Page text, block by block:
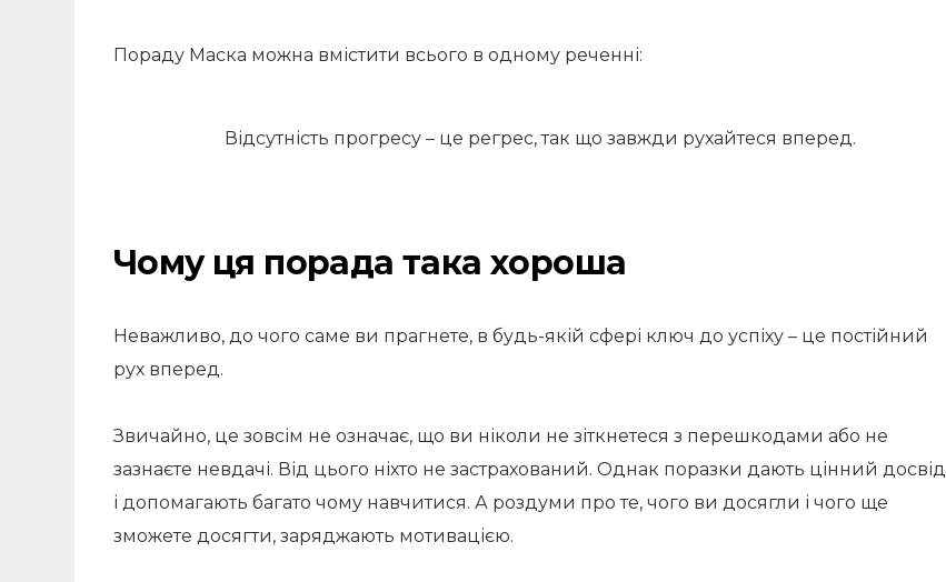
Пораду Маска можна вмістити всього в одному реченні:
Відсутність прогресу – це регрес, так що завжди рухайтеся вперед.
Чому ця порада така хороша
Неважливо, до чого саме ви прагнете, в будь-якій сфері ключ до успіху – це постійний
рух вперед.
Звичайно, це зовсім не означає, що ви ніколи не зіткнетеся з перешкодами або не
зазнаєте невдачі. Від цього ніхто не застрахований. Однак поразки дають цінний досвід
і допомагають багато чому навчитися. А роздуми про те, чого ви досягли і чого ще
зможете досягти, заряджають мотивацією.